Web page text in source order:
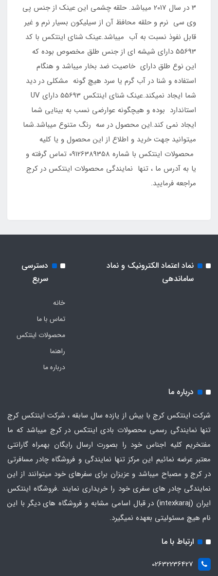
3 در سال 2017 میباشد. حلقه چشمی این عینک از جنس پی
وی سی نرم و حلقه محافظ آن از سیلیکون بسیار نرم و غیر
قابل نفوذ نسبت به آب میباشد.عینک شنای اینتکس با کد
55693 دارای شیشه ای از جنس طلق مخصوص بوده که
این نوع طلق دارای خاصیت ضد بخار میباشد و هنگام
استفاده و شنا در آب گرم یا سرد هیچ گونه مشکلی در دید
شما ایجاد نمیکند.عینک شنای اینتکس 55693 دارای UV
استاندارد بوده و هیچگونه عوارضی نسب به بینایی شما
ایجاد نمی کند.این محصول در سه رنگ متنوع میباشد.شما
میتوانید جهت خرید و اطلاع از این محصول و یا کلیه
محصولات اینتکس با شماره 09126389358 تماس گرفته و
یا به آدرس ما ، تنها نمایندگی محصولات اینتکس در کرج
مراجعه فرمایید.
نماد اعتماد الکترونیک و نماد
ساماندهی
دسترسی
سریع
خانه
تماس با ما
محصولات اینتکس
راهنما
درباره ما
درباره ما
شرکت اینتکس کرج با بیش از یازده سال سابقه ، شرکت اینتکس کرج
تنها نمایندگی رسمی محصولات بادی اینتکس در کرج میباشد که ما
مفتخریم کلیه اجناس خود را بصورت ارسال رایگان بهمراه گارانتی
معتبر عرضه نمائیم این مرکز تنها نمایندگی و فروشگاه چادر مسافرتی
در کرج و مصباح میباشد و عزیزان برای سفرهای خود میتوانند از این
نمایندگی چادر های سفری خود را خریداری نمایند .فروشگاه اینتکس
ایران
(intexkaraj) در قبال اسامی مشابه و فروشگاه های دیگر با این
نام هیچ مسئولیتی بعهده نمیگیرد.
ارتباط با ما
02632236427